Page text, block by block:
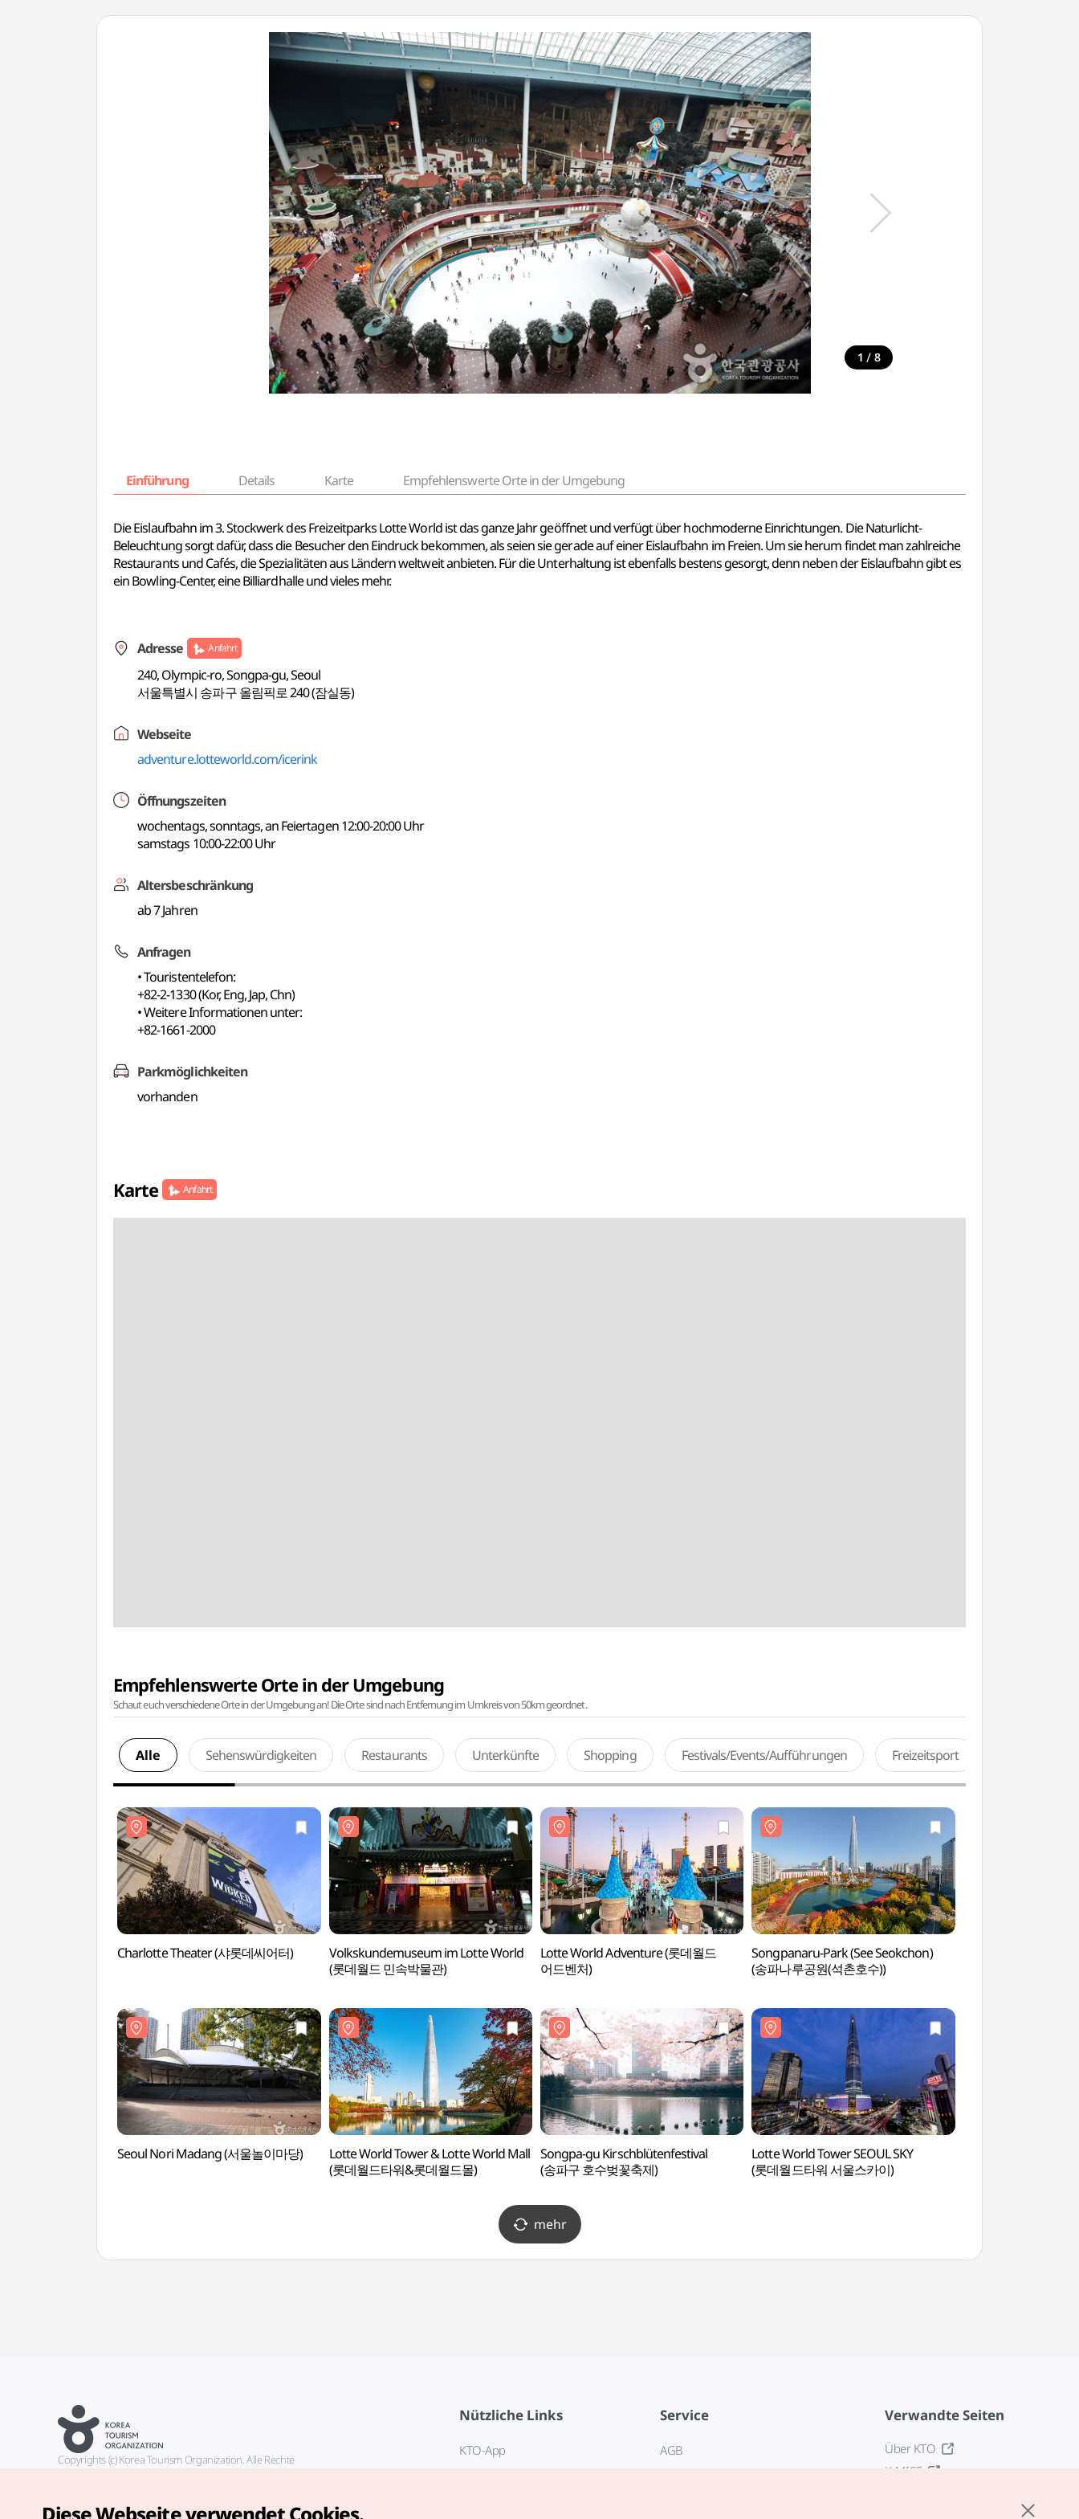
1 / 8
Einführung Details Karte Empfehlenswerte Orte in der Umgebung
Die Eislaufbahn im 3. Stockwerk des Freizeitparks Lotte World ist das ganze Jahr geöffnet und verfügt über hochmoderne Einrichtungen. Die Naturlicht-
Beleuchtung sorgt dafür, dass die Besucher den Eindruck bekommen, als seien sie gerade auf einer Eislaufbahn im Freien. Um sie herum findet man zahlreiche
Restaurants und Cafés, die Spezialitäten aus Ländern weltweit anbieten. Für die Unterhaltung ist ebenfalls bestens gesorgt, denn neben der Eislaufbahn gibt es
ein Bowling-Center, eine Billiardhalle und vieles mehr.
Adresse Anfahrt
240, Olympic-ro, Songpa-gu, Seoul
서울특별시 송파구 올림픽로 240 (잠실동)
Webseite
adventure.lotteworld.com/icerink
Öffnungszeiten
wochentags, sonntags, an Feiertagen 12:00-20:00 Uhr
samstags 10:00-22:00 Uhr
Altersbeschränkung
ab 7 Jahren
Anfragen
• Touristentelefon:
+82-2-1330 (Kor, Eng, Jap, Chn)
• Weitere Informationen unter:
+82-1661-2000
Parkmöglichkeiten
vorhanden
Karte Anfahrt
Empfehlenswerte Orte in der Umgebung
Schaut euch verschiedene Orte in der Umgebung an! Die Orte sind nach Entfernung im Umkreis von 50km geordnet.
Alle Sehenswürdigkeiten Restaurants Unterkünfte Shopping Festivals/Events/Aufführungen Freizeitsport
Charlotte Theater (샤롯데씨어터)
Volkskundemuseum im Lotte World
(롯데월드 민속박물관)
Lotte World Adventure (롯데월드
어드벤처)
Songpanaru-Park (See Seokchon)
(송파나루공원(석촌호수))
Seoul Nori Madang (서울놀이마당)
Lotte World Tower & Lotte World Mall
(롯데월드타워&롯데월드몰)
Songpa-gu Kirschblütenfestival
(송파구 호수벚꽃축제)
Lotte World Tower SEOUL SKY
(롯데월드타워 서울스카이)
mehr
Nützliche Links
KTO-App
Service
AGB
Verwandte Seiten
Über KTO
K-MICE
Copyrights (c) Korea Tourism Organization. Alle Rechte
german@knto.or.kr